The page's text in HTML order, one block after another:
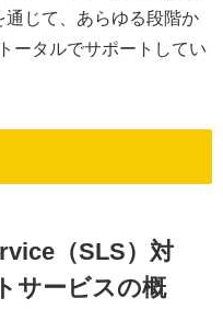
じて、あらゆる段階か
ータルでサポートしてい
（SLS）対
サービスの概